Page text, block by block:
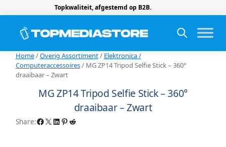
Topkwaliteit, afgestemd op B2B.
Home/Overig Assortiment/ Elektronica /
Computeraccessoires/ MG ZP14 Tripod Selfie Stick – 360°
draaibaar – Zwart
MG ZP14 Tripod Selfie Stick – 360°
draaibaar – Zwart
Share:Facebook X LinkedIn Pinterest Reddit